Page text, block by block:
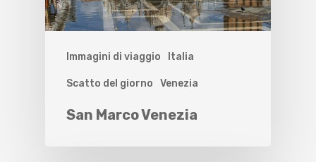
Immagini di viaggio Italia
Scatto del giorno Venezia
San Marco Venezia